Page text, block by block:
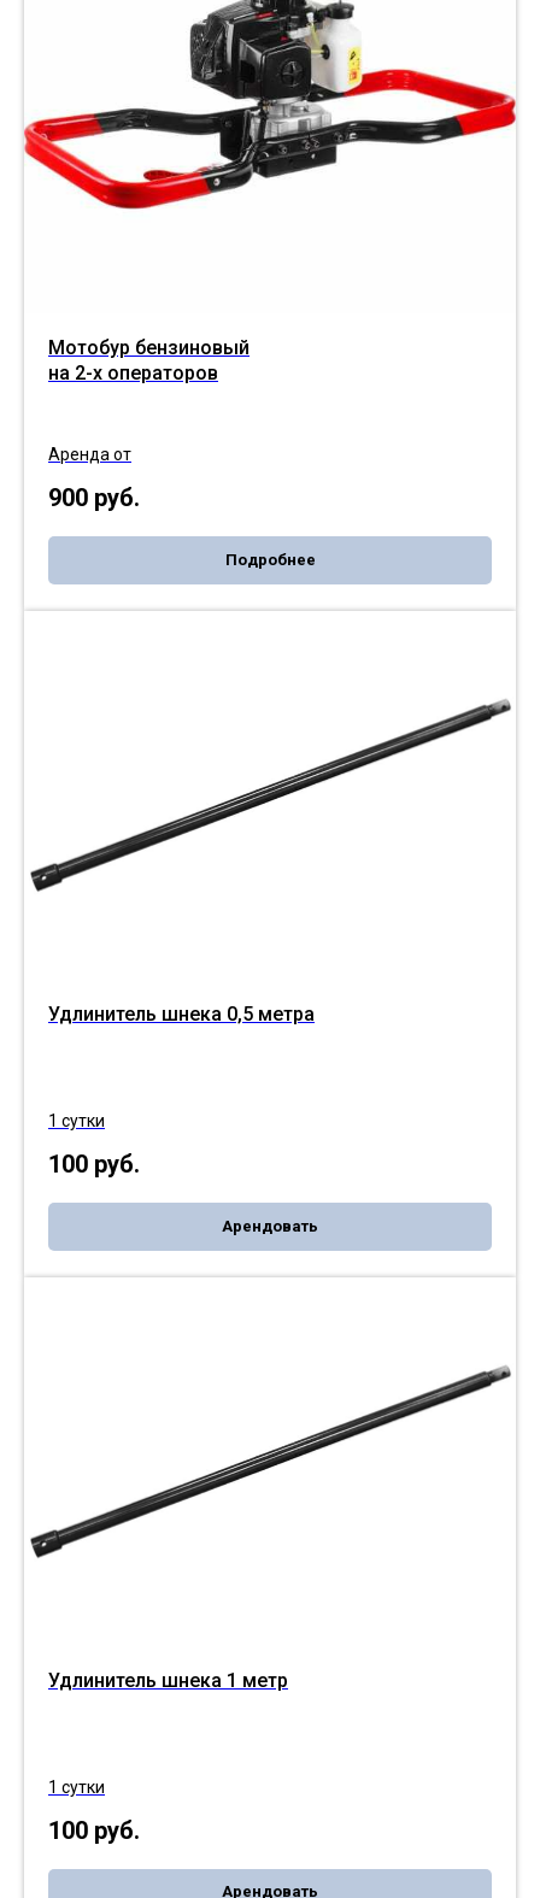
Мотобур бензиновый
на 2-х операторов
Аренда от
900 руб.
Подробнее
Удлинитель шнека 0,5 метра
1 сутки
100 руб.
Арендовать
Удлинитель шнека 1 метр
1 сутки
100 руб.
Арендовать